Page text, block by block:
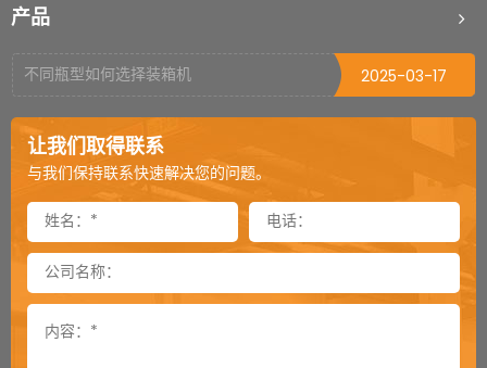
产品打包机烫头烧毁的原因
不同瓶型如何选择装箱机
2025-03-17
栈板穿剑捆扎机剑道偏移怎么处理（二）
2025-03-04
栈板穿剑捆扎机剑道偏移怎么处理（一）
封箱机可以倒过来当开箱机用吗
封箱机侧帖可以加到多长
2024-11-26
卸垛机是一款特殊的机器吗
2024-11-25
让我们取得联系
与我们保持联系快速解决您的问题。